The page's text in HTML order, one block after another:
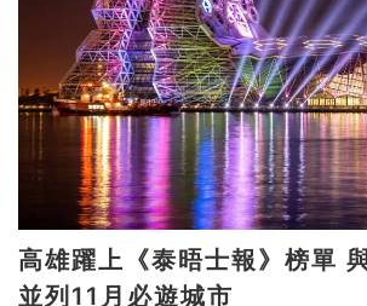
高雄躍上《泰晤士報》榜單 與紐約、京都
並列11月必遊城市